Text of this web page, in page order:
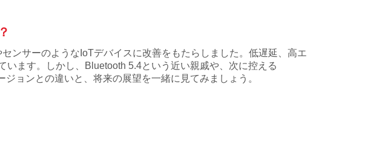
ンサーのようなIoTデバイスに改善をもたらしました。低遅延、高エ
います。しかし、Bluetooth 5.4という近い親戚や、次に控える
ョンとの違いと、将来の展望を一緒に見てみましょう。